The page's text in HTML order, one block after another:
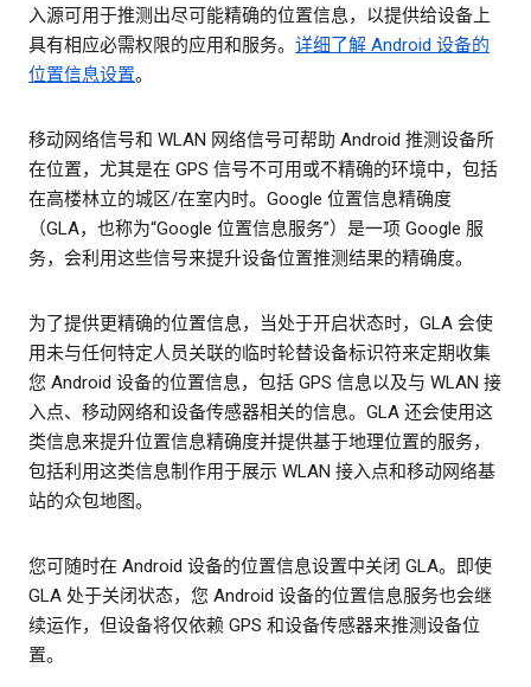
入源可用于推测出尽可能精确的位置信息，以提供给设备上
具有相应必需权限的应用和服务。 详细了解 Android 设备的
位置信息设置。
移动网络信号和 WLAN 网络信号可帮助 Android 推测设备所
在位置，尤其是在 GPS 信号不可用或不精确的环境中，包括
在高楼林立的城区/在室内时。Google 位置信息精确度
（GLA，也称为“Google 位置信息服务”）是一项 Google 服
务，会利用这些信号来提升设备位置推测结果的精确度。
为了提供更精确的位置信息，当处于开启状态时，GLA 会使
用未与任何特定人员关联的临时轮替设备标识符来定期收集
您 Android 设备的位置信息，包括 GPS 信息以及与 WLAN 接
入点、移动网络和设备传感器相关的信息。GLA 还会使用这
类信息来提升位置信息精确度并提供基于地理位置的服务，
包括利用这类信息制作用于展示 WLAN 接入点和移动网络基
站的众包地图。
您可随时在 Android 设备的位置信息设置中关闭 GLA。即使
GLA 处于关闭状态，您 Android 设备的位置信息服务也会继
续运作，但设备将仅依赖 GPS 和设备传感器来推测设备位
置。